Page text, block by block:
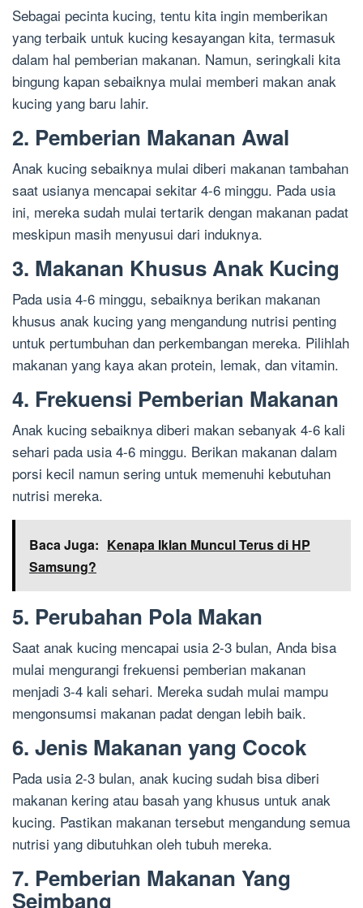
Sebagai pecinta kucing, tentu kita ingin memberikan
yang terbaik untuk kucing kesayangan kita, termasuk
dalam hal pemberian makanan. Namun, seringkali kita
bingung kapan sebaiknya mulai memberi makan anak
kucing yang baru lahir.
2. Pemberian Makanan Awal
Anak kucing sebaiknya mulai diberi makanan tambahan
saat usianya mencapai sekitar 4-6 minggu. Pada usia
ini, mereka sudah mulai tertarik dengan makanan padat
meskipun masih menyusui dari induknya.
3. Makanan Khusus Anak Kucing
Pada usia 4-6 minggu, sebaiknya berikan makanan
khusus anak kucing yang mengandung nutrisi penting
untuk pertumbuhan dan perkembangan mereka. Pilihlah
makanan yang kaya akan protein, lemak, dan vitamin.
4. Frekuensi Pemberian Makanan
Anak kucing sebaiknya diberi makan sebanyak 4-6 kali
sehari pada usia 4-6 minggu. Berikan makanan dalam
porsi kecil namun sering untuk memenuhi kebutuhan
nutrisi mereka.
Baca Juga: Kenapa Iklan Muncul Terus di HP
Samsung?
5. Perubahan Pola Makan
Saat anak kucing mencapai usia 2-3 bulan, Anda bisa
mulai mengurangi frekuensi pemberian makanan
menjadi 3-4 kali sehari. Mereka sudah mulai mampu
mengonsumsi makanan padat dengan lebih baik.
6. Jenis Makanan yang Cocok
Pada usia 2-3 bulan, anak kucing sudah bisa diberi
makanan kering atau basah yang khusus untuk anak
kucing. Pastikan makanan tersebut mengandung semua
nutrisi yang dibutuhkan oleh tubuh mereka.
7. Pemberian Makanan Yang
Seimbang